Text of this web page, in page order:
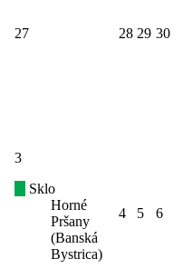
27 28 29 30
3
Sklo
Horné
Pršany
(Banská
Bystrica)
4 5 6